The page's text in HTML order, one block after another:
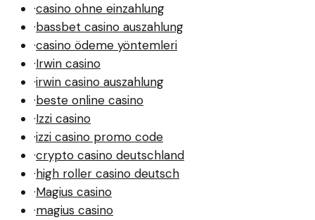
·casino ohne einzahlung
·bassbet casino auszahlung
·casino ödeme yöntemleri
·Irwin casino
·irwin casino auszahlung
·beste online casino
·Izzi casino
·izzi casino promo code
·crypto casino deutschland
·high roller casino deutsch
·Magius casino
·magius casino